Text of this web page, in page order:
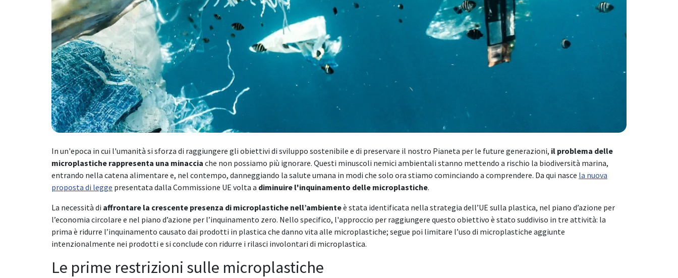
In un'epoca in cui l'umanità si sforza di raggiungere gli obiettivi di sviluppo sostenibile e di preservare il nostro Pianeta per le future generazioni, il problema delle
microplastiche rappresenta una minaccia che non possiamo più ignorare. Questi minuscoli nemici ambientali stanno mettendo a rischio la biodiversità marina,
entrando nella catena alimentare e, nel contempo, danneggiando la salute umana in modi che solo ora stiamo cominciando a comprendere. Da qui nasce la nuova
proposta di legge presentata dalla Commissione UE volta a diminuire l'inquinamento delle microplastiche.
La necessità di affrontare la crescente presenza di microplastiche nell’ambienteè stata identificata nella strategia dell’UE sulla plastica, nel piano d’azione per
l’economia circolare e nel piano d’azione per l’inquinamento zero. Nello specifico, l'approccio per raggiungere questo obiettivo è stato suddiviso in tre attività: la
prima è ridurre l’inquinamento causato dai prodotti in plastica che danno vita alle microplastiche; segue poi limitare l’uso di microplastiche aggiunte
intenzionalmente nei prodotti e si conclude con ridurre i rilasci involontari di microplastica.
Le prime restrizioni sulle microplastiche